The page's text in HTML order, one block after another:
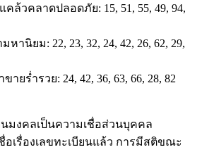
ล้วคลาดปลอดภัย: 15, 51, 55, 49, 94,
หานิยม: 22, 23, 32, 24, 42, 26, 62, 29,
ายร่ำรวย: 24, 42, 36, 63, 66, 28, 82
นมงคลเป็นความเชื่อส่วนบุคคล
อเรื่องเลขทะเบียนแล้ว การมีสติขณะ